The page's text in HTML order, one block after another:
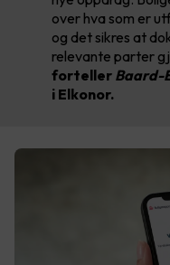
over hva som er
og det sikres at
relevante parter
forteller Baard-
i Elkonor.